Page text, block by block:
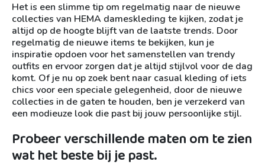
Het is een slimme tip om regelmatig naar de nieuwe
collecties van HEMA dameskleding te kijken, zodat je
altijd op de hoogte blijft van de laatste trends. Door
regelmatig de nieuwe items te bekijken, kun je
inspiratie opdoen voor het samenstellen van trendy
outfits en ervoor zorgen dat je altijd stijlvol voor de dag
komt. Of je nu op zoek bent naar casual kleding of iets
chics voor een speciale gelegenheid, door de nieuwe
collecties in de gaten te houden, ben je verzekerd van
een modieuze look die past bij jouw persoonlijke stijl.
Probeer verschillende maten om te zien
wat het beste bij je past.